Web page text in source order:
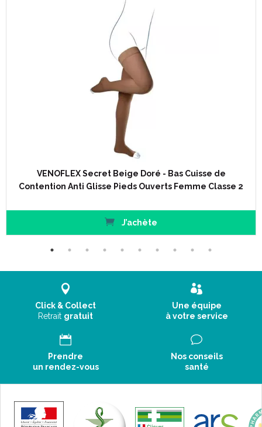
2 hauteurs (normal et long).
Autres couleurs du modèle Simply Coton Fin Chaussettes :
VENOFLEX Secret Beige Doré - Bas Cuisse de
Contention Anti Glisse Pieds Ouverts Femme Classe 2
J’achète
Click & Collect
Retrait gratuit
Une équipe
à votre service
Prendre
un rendez-vous
Nos conseils
santé